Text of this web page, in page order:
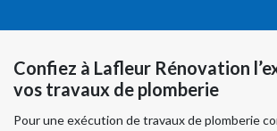
Confiez à Lafleur Rénovation
vos travaux de plomberie
Pour une exécution de travaux de plomberie